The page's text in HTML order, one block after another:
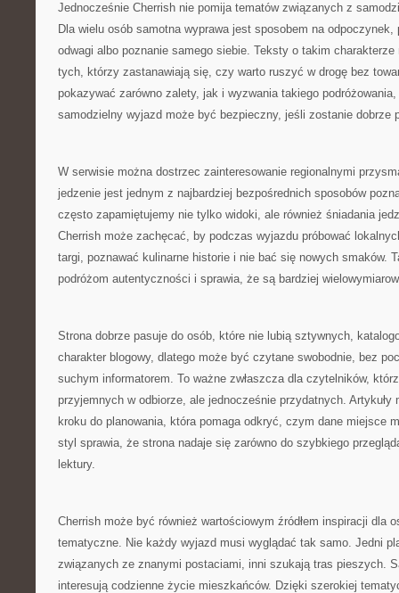
Jednocześnie Cherrish nie pomija tematów związanych z
Dla wielu osób samotna wyprawa jest sposobem na odpoczynek,
odwagi albo poznanie samego siebie. Teksty o takim
tych, którzy zastanawiają się, czy warto ruszyć w drogę bez
pokazywać zarówno zalety, jak i wyzwania takiego
samodzielny wyjazd może być bezpieczny, jeśli zostanie dobrze
W serwisie można dostrzec zainteresowanie regionalnymi
jedzenie jest jednym z najbardziej bezpośrednich sposobów
często zapamiętujemy nie tylko widoki, ale również śniadania
Cherrish może zachęcać, by podczas wyjazdu próbować
targi, poznawać kulinarne historie i nie bać się nowych smaków.
podróżom autentyczności i sprawia, że są bardziej
Strona dobrze pasuje do osób, które nie lubią sztywnych,
charakter blogowy, dlatego może być czytane swobodnie, bez
suchym informatorem. To ważne zwłaszcza dla czytelników,
przyjemnych w odbiorze, ale jednocześnie przydatnych. Artykuły
kroku do planowania, która pomaga odkryć, czym dane miejsce
styl sprawia, że strona nadaje się zarówno do szybkiego
lektury.
Cherrish może być również wartościowym źródłem inspiracji dla
tematyczne. Nie każdy wyjazd musi wyglądać tak samo. Jedni
związanych ze znanymi postaciami, inni szukają tras pieszych.
interesują codzienne życie mieszkańców. Dzięki szerokiej